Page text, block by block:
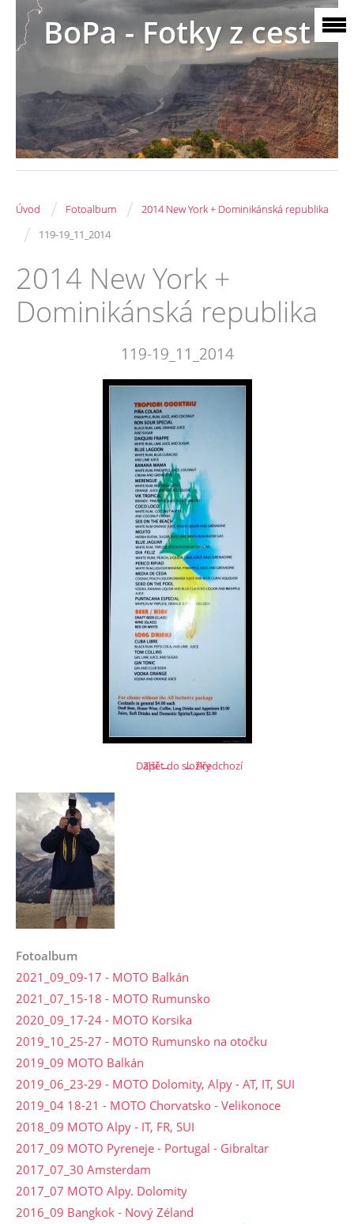
BoPa - Fotky z cest
Úvod / Fotoalbum / 2014 New York + Dominikánská republika
/ 119-19_11_2014
2014 New York +
Dominikánská republika
119-19_11_2014
← Předchozí
Další →
Zpět do složky
Fotoalbum
2021_09_09-17 - MOTO Balkán
2021_07_15-18 - MOTO Rumunsko
2020_09_17-24 - MOTO Korsika
2019_10_25-27 - MOTO Rumunsko na otočku
2019_09 MOTO Balkán
2019_06_23-29 - MOTO Dolomity, Alpy - AT, IT, SUI
2019_04 18-21 - MOTO Chorvatsko - Velikonoce
2018_09 MOTO Alpy - IT, FR, SUI
2017_09 MOTO Pyreneje - Portugal - Gibraltar
2017_07_30 Amsterdam
2017_07 MOTO Alpy. Dolomity
2016_09 Bangkok - Nový Zéland